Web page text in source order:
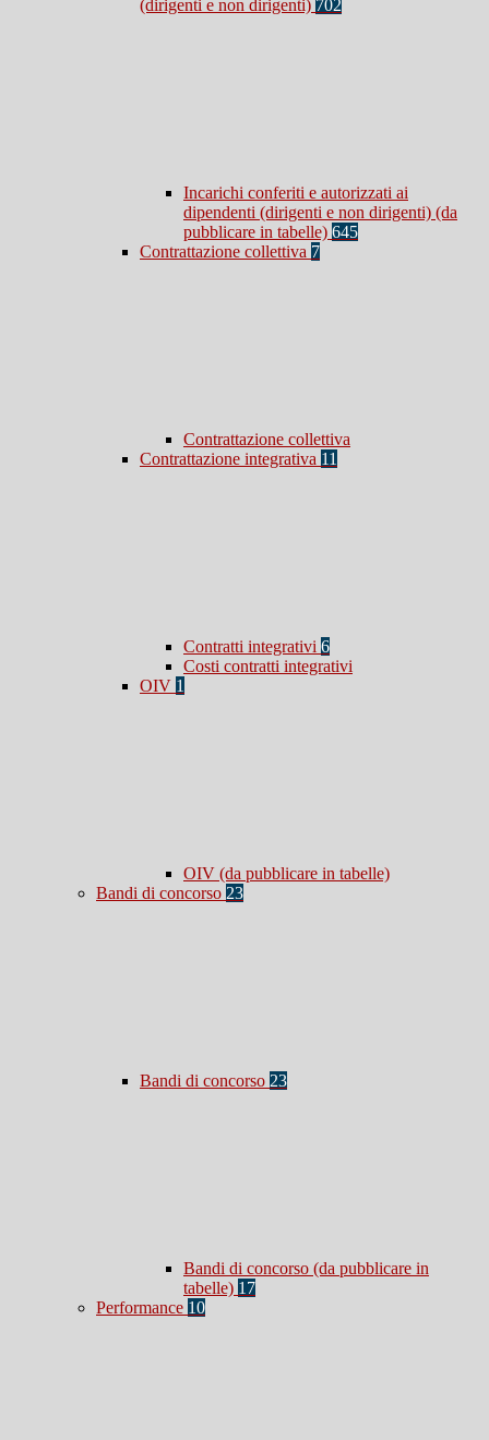
(dirigenti e non dirigenti) 702
Incarichi conferiti e autorizzati ai
dipendenti (dirigenti e non dirigenti) (da
pubblicare in tabelle) 645
Contrattazione collettiva 7
Contrattazione collettiva
Contrattazione integrativa 11
Contratti integrativi 6
Costi contratti integrativi
OIV 1
OIV (da pubblicare in tabelle)
Bandi di concorso 23
Bandi di concorso 23
Bandi di concorso (da pubblicare in
tabelle) 17
Performance 10